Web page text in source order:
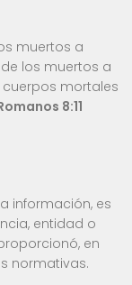
muertos a
los muertos a
mortales
8:11
información, es
entidad o
en
normativas.